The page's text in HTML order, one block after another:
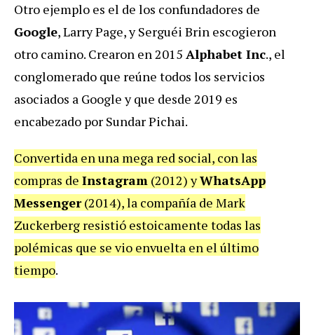
Otro ejemplo es el de los confundadores de
Google, Larry Page, y Serguéi Brin escogieron
otro camino. Crearon en 2015 Alphabet Inc., el
conglomerado que reúne todos los servicios
asociados a Google y que desde 2019 es
encabezado por Sundar Pichai.
Convertida en una mega red social, con las
compras de Instagram (2012) yWhatsApp
Messenger(2014), la compañía de Mark
Zuckerberg resistió estoicamente todas las
polémicas que se vio envuelta en el último
tiempo.